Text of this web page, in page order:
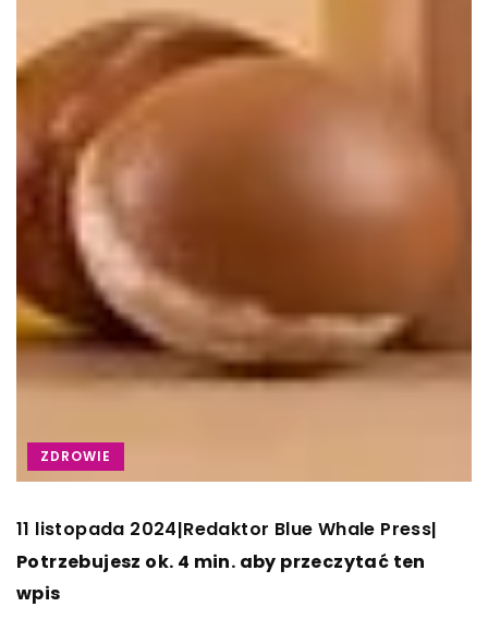
ZDROWIE
11 listopada 2024|Redaktor Blue Whale Press|
Potrzebujesz ok. 4 min. aby przeczytać ten
wpis